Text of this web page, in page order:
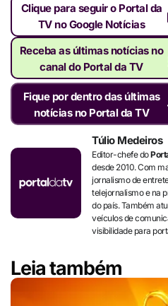
Clique para seguir o Portal da
TV no Google Notícias
Receba as últimas notícias no
canal do Portal da TV
Fique por dentro das últimas
notícias no Portal da TV
Túlio Medeiros
Editor-chefe do
desde 2010. Com
jornalismo de
telejornalismo e na
do país. Também
veículos de
visibilidade para
Leia também